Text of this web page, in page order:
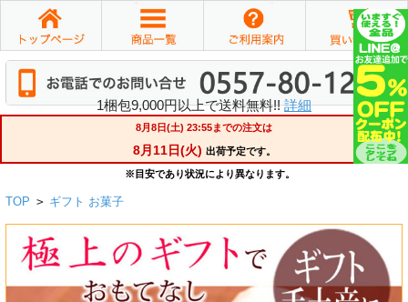
1梱包9,000円以上で送料無料!!詳細
TOP > ギフト お菓子